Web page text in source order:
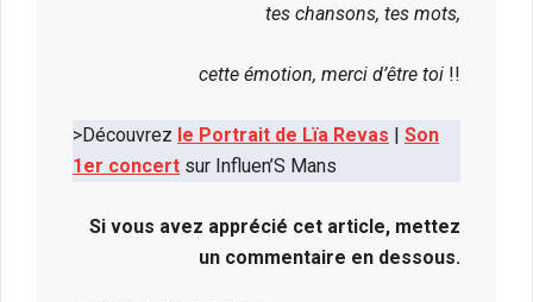
tes chansons, tes mots,
cette émotion, merci d’être toi !!
>Découvrez le Portrait de Lïa Revas | Son
1er concert sur Influen’S Mans
Si vous avez apprécié cet article, mettez
un commentaire en dessous.